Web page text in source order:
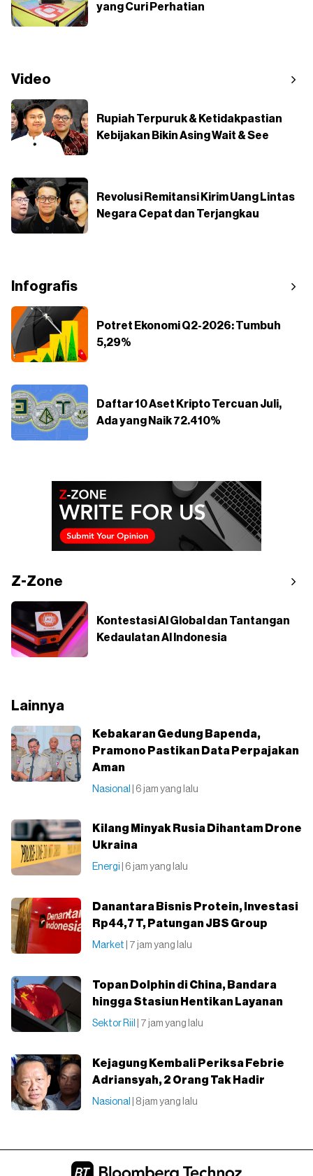
yang Curi Perhatian
Video
Rupiah Terpuruk & Ketidakpastian
Kebijakan Bikin Asing Wait & See
Revolusi Remitansi Kirim Uang Lintas
Negara Cepat dan Terjangkau
Infografis
Potret Ekonomi Q2-2026: Tumbuh
5,29%
Daftar 10 Aset Kripto Tercuan Juli,
Ada yang Naik 72.410%
Z-Zone
Kontestasi AI Global dan Tantangan
Kedaulatan AI Indonesia
Lainnya
Kebakaran Gedung Bapenda,
Pramono Pastikan Data Perpajakan
Aman
Nasional | 6 jam yang lalu
Kilang Minyak Rusia Dihantam Drone
Ukraina
Energi | 6 jam yang lalu
Danantara Bisnis Protein, Investasi
Rp44,7 T, Patungan JBS Group
Market | 7 jam yang lalu
Topan Dolphin di China, Bandara
hingga Stasiun Hentikan Layanan
Sektor Riil | 7 jam yang lalu
Kejagung Kembali Periksa Febrie
Adriansyah, 2 Orang Tak Hadir
Nasional | 8 jam yang lalu